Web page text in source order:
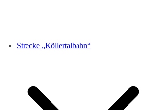
Strecke „Köllertalbahn“